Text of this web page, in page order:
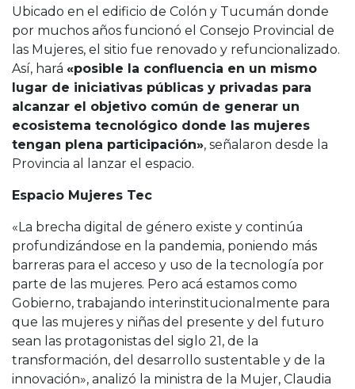
Ubicado en el edificio de Colón y Tucumán donde
por muchos años funcionó el Consejo Provincial de
las Mujeres, el sitio fue renovado y refuncionalizado.
Así, hará «posible la confluencia en un mismo
lugar de iniciativas públicas y privadas para
alcanzar el objetivo común de generar un
ecosistema tecnológico donde las mujeres
tengan plena participación», señalaron desde la
Provincia al lanzar el espacio.
Espacio Mujeres Tec
«La brecha digital de género existe y continúa
profundizándose en la pandemia, poniendo más
barreras para el acceso y uso de la tecnología por
parte de las mujeres. Pero acá estamos como
Gobierno, trabajando interinstitucionalmente para
que las mujeres y niñas del presente y del futuro
sean las protagonistas del siglo 21, de la
transformación, del desarrollo sustentable y de la
innovación», analizó la ministra de la Mujer, Claudia